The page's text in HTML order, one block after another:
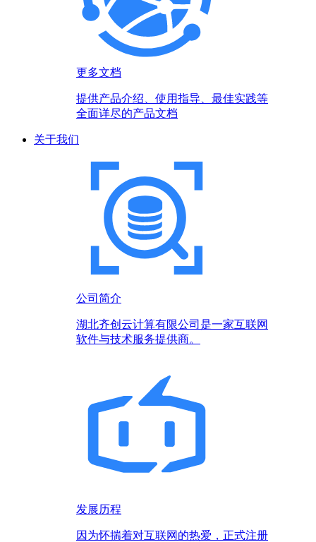
更多文档
提供产品介绍、使用指导、最佳实践等
全面详尽的产品文档
关于我们
公司简介
湖北齐创云计算有限公司是一家互联网
软件与技术服务提供商。
发展历程
因为怀揣着对互联网的热爱，正式注册